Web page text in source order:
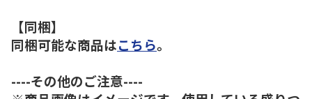
【同梱】
同梱可能な商品はこちら。
----その他のご注意----